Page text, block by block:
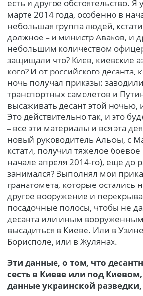
есть и другое обстоятельство.
марте 2014 года, особенно в
небольшая группа людей,
должное – и министр Аваков, и
небольшим количеством
защищали что? Киев, киевские
кого? И от российского
ночь получал приказы:
транспортных самолетов и
высаживать десант этой
Это действительно так, и это
– все эти материалы и вся эта
новый руководитель Альфы, с
кстати, получил тяжелое
начале апреля 2014-го), еще до
занимался? Выполнял мои
гранатомета, которые остались
другое вооружение и
посадочные полосы, чтобы не
десанта или иным
высадиться в Киеве. Или в
Борисполе, или в Жулянах.
Эти данные, о том, что
сесть в Киеве или под
данные украинской разведки,